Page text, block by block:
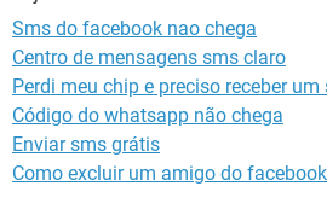
GUIA DE COMPRAS
Sms do facebook nao chega
Centro de mensagens sms claro
Perdi meu chip e preciso receber
Código do whatsapp não chega
Enviar sms grátis
Como excluir um amigo do facebook